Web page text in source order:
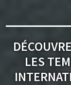
LES